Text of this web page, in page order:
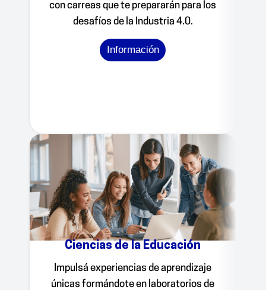
con carreas que te prepararán para los
desafíos de la Industria 4.0.
Información
Ciencias de la Educación
Impulsá experiencias de aprendizaje
únicas formándote en laboratorios de